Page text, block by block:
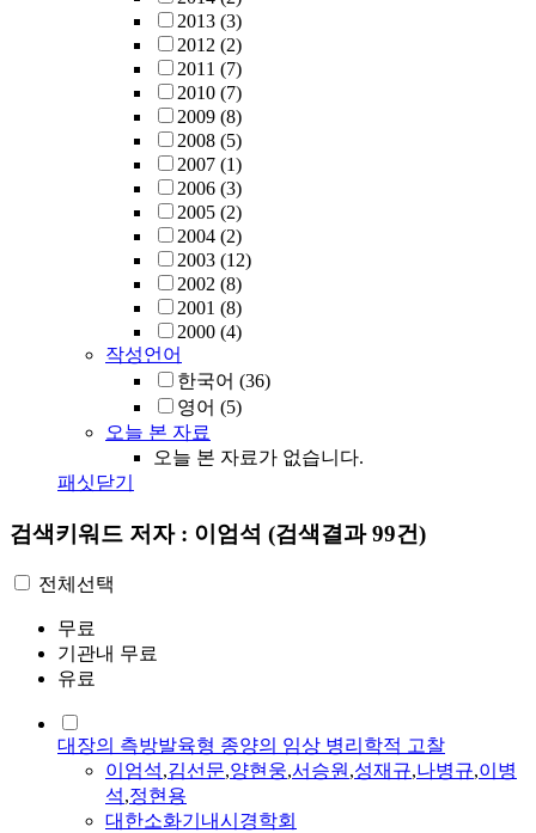
2013 (3)
2012 (2)
2011 (7)
2010 (7)
2009 (8)
2008 (5)
2007 (1)
2006 (3)
2005 (2)
2004 (2)
2003 (12)
2002 (8)
2001 (8)
2000 (4)
작성언어
한국어 (36)
영어 (5)
오늘 본 자료
오늘 본 자료가 없습니다.
패싯닫기
검색키워드 저자 : 이엄석 (검색결과 99건)
전체선택
무료
기관내 무료
유료
대장의 측방발육형 종양의 임상 병리학적 고찰
이엄석,김선문,양현웅,서승원,성재규,나병규,이병
석,정현용
대한소화기내시경학회